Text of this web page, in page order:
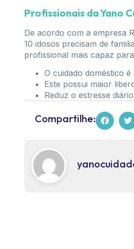
Profissionais da Yano
De acordo com a empresa
10 idosos precisam de
profissional mais capaz
O cuidado doméstico
Este possui maior
Reduz o estresse
Compartilhe: